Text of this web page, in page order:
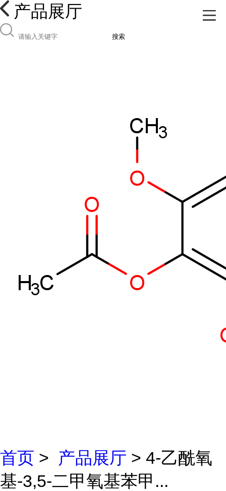
产品展厅
搜索
首页 > 产品展厅 > 4-乙酰氧
基-3,5-二甲氧基苯甲...